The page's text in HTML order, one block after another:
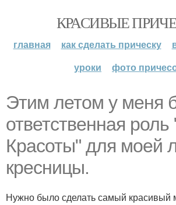
КРАСИВЫЕ
главная как сделать прическу
уроки
фото
Этим летом у меня
ответственная
Красоты" для моей
кресницы.
Нужно было сделать самый красивый